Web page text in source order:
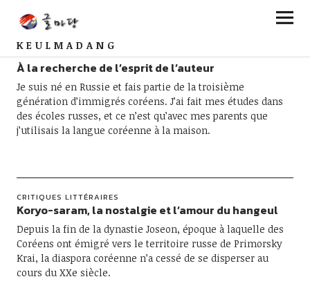
KEULMADANG
PORTRAITS D'AUTEURS
À la recherche de l’esprit de l’auteur
Je suis né en Russie et fais partie de la troisième
génération d’immigrés coréens. J’ai fait mes études dans
des écoles russes, et ce n’est qu’avec mes parents que
j’utilisais la langue coréenne à la maison.
CRITIQUES LITTÉRAIRES
Koryo-saram, la nostalgie et l’amour du hangeul
Depuis la fin de la dynastie Joseon, époque à laquelle des
Coréens ont émigré vers le territoire russe de Primorsky
Krai, la diaspora coréenne n’a cessé de se disperser au
cours du XXe siècle.